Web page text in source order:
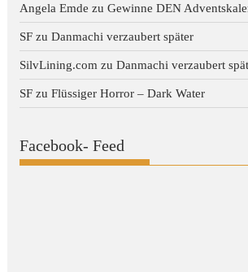
Angela Emde zuGewinne DEN
SF zuDanmachi verzaubert später
SilvLining.com zuDanmachi verzaubert
SF zuFlüssiger Horror – Dark Water
Facebook- Feed